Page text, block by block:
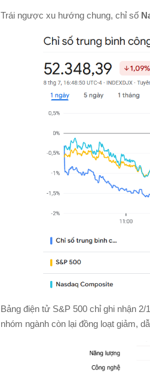
Trái ngược xu hướng chung, chỉ số
Bảng điện tử S&P 500 chỉ ghi nhận
nhóm ngành còn lại đồng loạt giảm,